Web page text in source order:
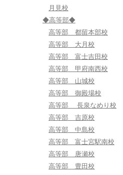
月見校
◆高等部◆
高等部 都留本部校
高等部 大月校
高等部 富士吉田校
高等部 甲府南西校
高等部 山城校
高等部 御殿場校
高等部 長泉なめり校
高等部 吉原校
高等部 中島校
高等部 富士宮駅南校
高等部 唐瀬校
高等部 豊田校